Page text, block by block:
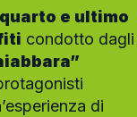
quarto e ultimo
condotto dagli
di